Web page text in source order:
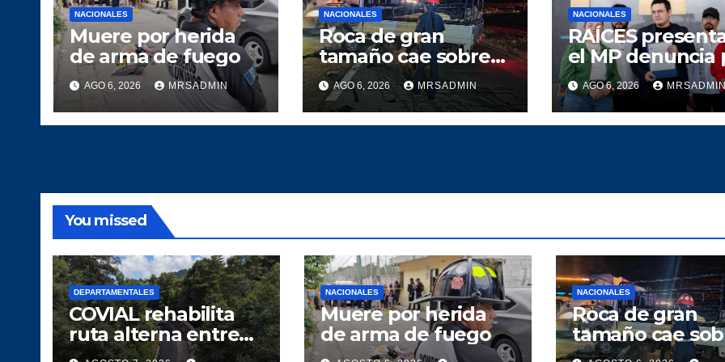
NACIONALES
Muere por herida
de arma de fuego
AGO 6, 2026 MRSADMIN
NACIONALES
Roca de gran
tamaño cae sobre
camión y deja dos
heridos en ruta al
Atlántico
AGO 6, 2026 MRSADMIN
NACIONALES
RAÍCES
el MP denuncia
especulación
precios de
combustible
AGO 6, 2026
You missed
DEPARTAMENTALES
COVIAL rehabilita
ruta alterna entre
Tecpán y Quiché
NACIONALES
Muere por herida
de arma de fuego
NACIONALES
Roca de gran
tamaño cae
camión y deja